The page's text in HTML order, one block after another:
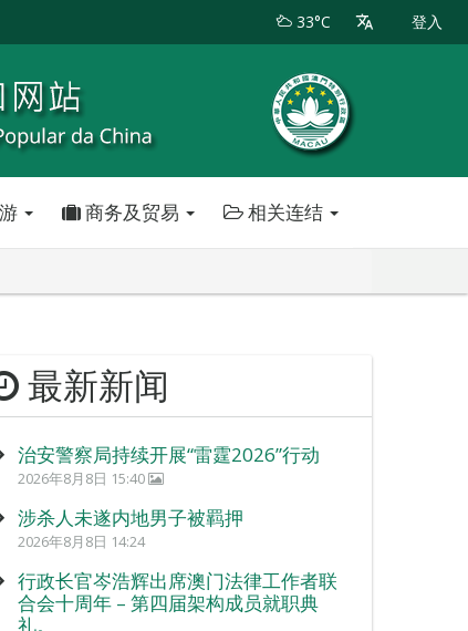
33°C 登入
商务及贸易 相关连结
最新新闻
治安警察局持续开展“雷霆2026”行动
2026年8月8日 15:40
涉杀人未遂内地男子被羁押
2026年8月8日 14:24
行政长官岑浩辉出席澳门法律工作者联
合会十周年 – 第四届架构成员就职典
礼。